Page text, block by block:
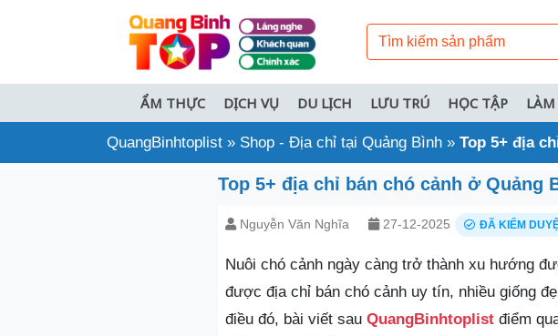
ẨM THỰC DỊCH VỤ DU LỊCH LƯU TRÚ HỌC TẬP
QuangBinhtoplist » Shop - Địa chỉ tại Quảng Bình » Top 5+ địa
Top 5+ địa chỉ bán chó cảnh ở Quảng
Nguyễn Văn Nghĩa 27-12-2025 ĐÃ KIỂM
Nuôi chó cảnh ngày càng trở thành xu hướng
được địa chỉ bán chó cảnh uy tín, nhiều giống
điều đó, bài viết sau QuangBinhtoplist điểm